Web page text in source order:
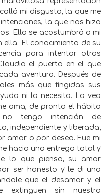
mi disgusto, la que me
la que nos hizo
Ella se acostumbró a mi
El conocimiento de su
para intentar otras
el puerto en el que
aventura. Después de
más que fingidas sus
ni la necesita. La veo
ama, de pronto el hábito
no tengo intención de
independiente y liberada;
amor o por deseo. Fue mi
hacia una entrega total y
lo que pienso, su amor
ser honesto y le di una
que el desamor y el
extinguen sin nuestro